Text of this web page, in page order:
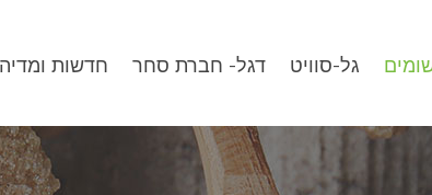
גל-סוויט דגל- חברת סחר חדשות ומדיה